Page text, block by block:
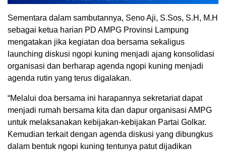
Sementara dalam sambutannya, Seno Aji, S.Sos, S.H, M.H
sebagai ketua harian PD AMPG Provinsi Lampung
mengatakan jika kegiatan doa bersama sekaligus
launching diskusi ngopi kuning menjadi ajang konsolidasi
organisasi dan berharap agenda ngopi kuning menjadi
agenda rutin yang terus digalakan.
“Melalui doa bersama ini harapannya sekretariat dapat
menjadi rumah bersama kita dan dapur organisasi AMPG
untuk melaksanakan kebijakan-kebijakan Partai Golkar.
Kemudian terkait dengan agenda diskusi yang dibungkus
dalam bentuk ngopi kuning tentunya patut dijadikan